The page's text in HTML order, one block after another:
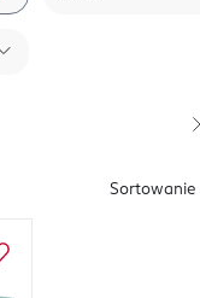
Sortowanie